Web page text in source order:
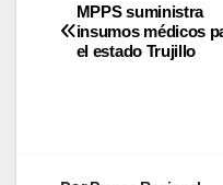
MPPS suministra
insumos médicos
el estado Trujillo